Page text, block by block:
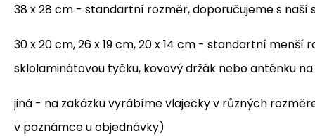
38 x 28 cm - standartní rozměr, doporučujeme s naší
30 x 20 cm, 26 x 19 cm, 20 x 14 cm - standartní menší
sklolaminátovou tyčku, kovový držák nebo anténku
jiná - na zakázku vyrábíme vlaječky v různých
v poznámce u objednávky)